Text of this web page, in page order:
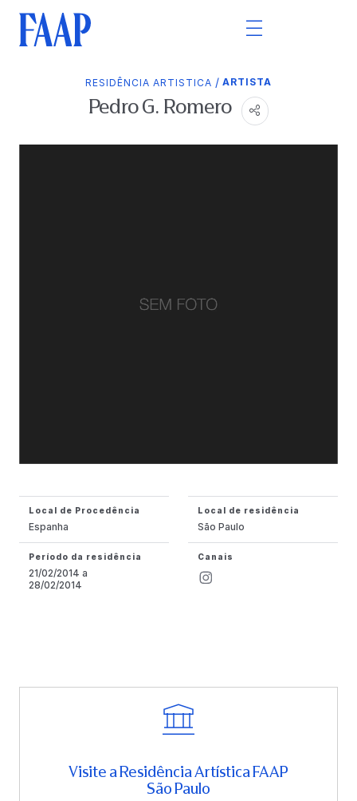
RESIDÊNCIA ARTISTICA / ARTISTA
Pedro G. Romero
Local de Procedência
Espanha
Local de residência
São Paulo
Período da residência
21/02/2014 a
28/02/2014
Canais
Visite a Residência Artística FAAP
São Paulo